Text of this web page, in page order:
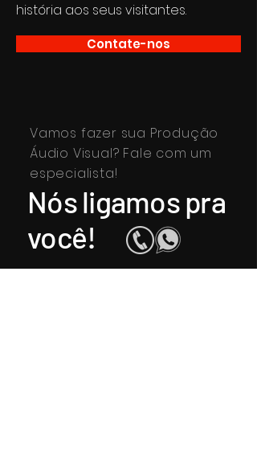
história aos seus visitantes.
Contate-nos
Vamos fazer sua Produção
Áudio Visual? Fale com um
especialista!
Nós ligamos pra
você!